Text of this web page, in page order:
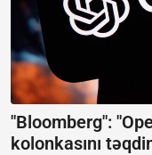
"Bloomberg":
kolonkasını